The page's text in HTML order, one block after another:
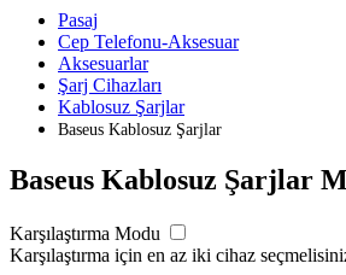
Pasaj
Cep Telefonu-Aksesuar
Aksesuarlar
Şarj Cihazları
Kablosuz Şarjlar
Baseus Kablosuz Şarjlar
Baseus Kablosuz Şarjlar
Karşılaştırma Modu
Karşılaştırma için en az iki cihaz